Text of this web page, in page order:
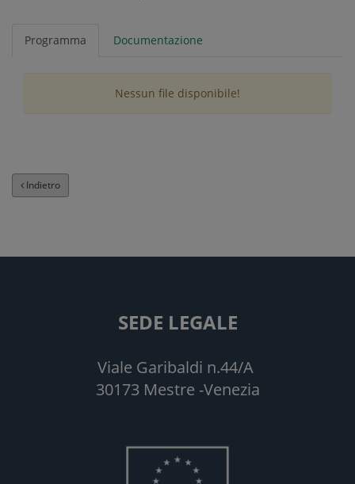
Programma Documentazione
Nessun file disponibile!
Indietro
SEDE LEGALE
Viale Garibaldi n.44/A
30173 Mestre -Venezia